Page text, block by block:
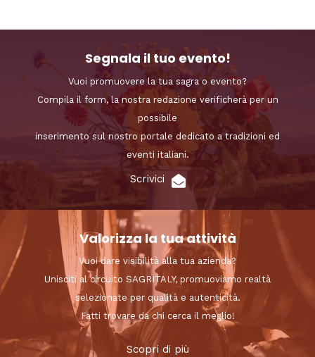
Segnala il tuo evento!
Vuoi promuovere la tua sagra o evento?
Compila il form, la nostra redazione verificherà per un
possibile
inserimento sul nostro portale dedicato a tradizioni ed
eventi italiani.
Scrivici
Valorizza la tua attività
Vuoi dare visibilità alla tua azienda?
Unisciti al circuito SAGRITALY, promuoviamo realtà
selezionate per qualità e autenticità.
Fatti trovare da chi cerca il meglio!
Scopri di più